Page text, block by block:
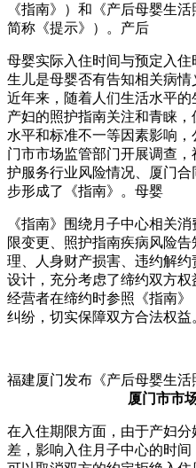
《指南》）和《产后母婴生
简称《提示》）。产后
母婴实际入住时间与预定入
生儿是母婴否有告知相关病
近年来，随着人们生活水平
产妇的照护指南关注和青睐
水平和标准不一等因素影响
门市市场监管部门开展调查
护服务行业风险情况、厦门
步形成了《指南》。母婴
《指南》围绕月子中心相关
限变更、照护指南疾病风险
理、人身财产损害、违约解
设计，充分考虑了缔约双方
经营者在缔约时参照《指南
纠纷，切实保障双方合法权益
福建厦门发布《产后母婴生活
厦门市市
在入住期限方面，由于产妇
差，影响入住月子中心的时